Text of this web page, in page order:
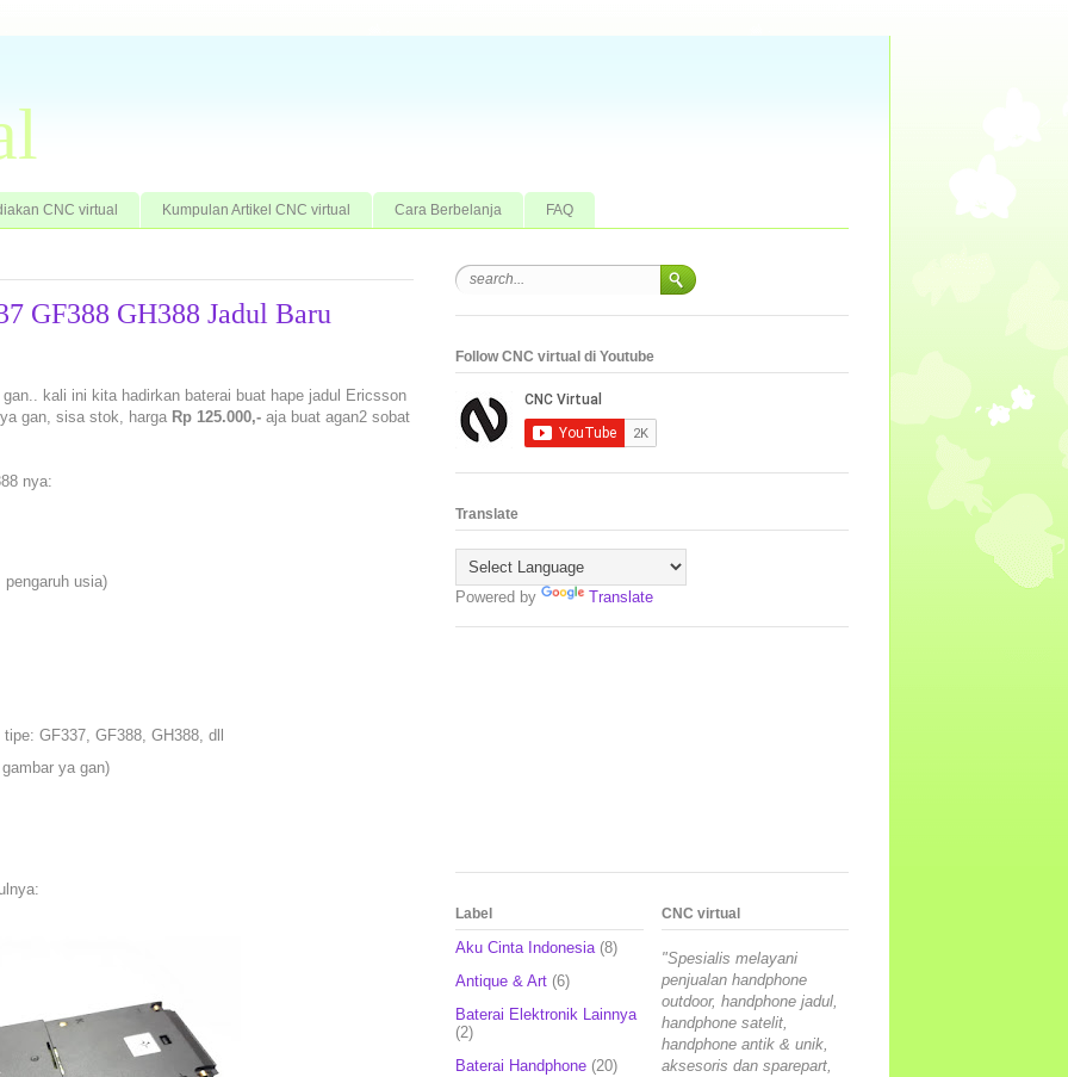
CNC virtual Kumpulan Artikel CNC virtual Cara Berbelanja FAQ
GF388 GH388 Jadul Baru
kali ini kita hadirkan baterai buat hape jadul Ericsson
gan, sisa stok, harga Rp 125.000,- aja buat agan2 sobat
nya:
usia)
GF337, GF388, GH388, dll
ya gan)
Follow CNC virtual di Youtube
Translate
Powered by Translate
Label
Aku Cinta Indonesia (8)
Antique & Art (6)
Baterai Elektronik Lainnya
(2)
Baterai Handphone (20)
CNC virtual
"Spesialis melayani
penjualan handphone
outdoor, handphone jadul,
handphone satelit,
handphone antik & unik,
aksesoris dan sparepart,